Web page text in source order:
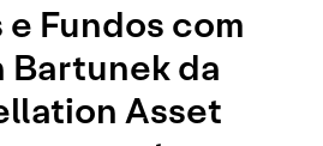
Fundos com
Bartunek da
Asset